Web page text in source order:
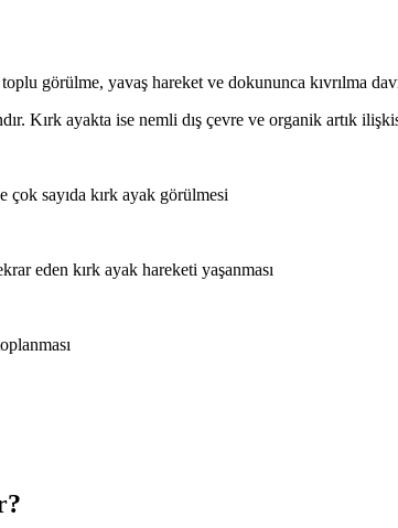
görülme, yavaş hareket ve dokununca kıvrılma
Kırk ayakta ise nemli dış çevre ve organik artık
çok sayıda kırk ayak görülmesi
eden kırk ayak hareketi yaşanması